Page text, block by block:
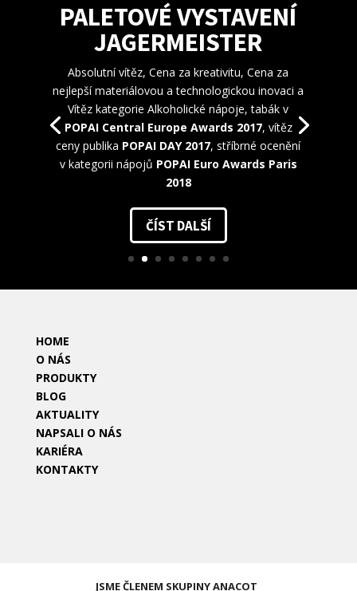
PALETOVÉ VYSTAVENÍ
JAGERMEISTER
Absolutní vítěz, Cena za kreativitu, Cena za
nejlepší materiálovou a technologickou inovaci a
Vítěz kategorie Alkoholické nápoje, tabák v
POPAI Central Europe Awards 2017, vítěz
ceny publika POPAI DAY 2017, stříbrné ocenění
v kategorii nápojů POPAI Euro Awards Paris
2018
ČÍST DALŠÍ
HOME
O NÁS
PRODUKTY
BLOG
AKTUALITY
NAPSALI O NÁS
KARIÉRA
KONTAKTY
JSME ČLENEM SKUPINY ANACOT